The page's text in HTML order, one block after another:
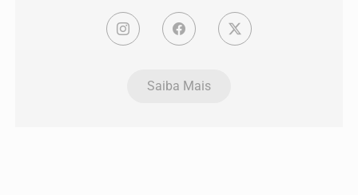
Saiba Mais